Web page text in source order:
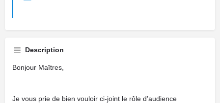
Description
Bonjour Maîtres,
Je vous prie de bien vouloir ci-joint le rôle d’audience